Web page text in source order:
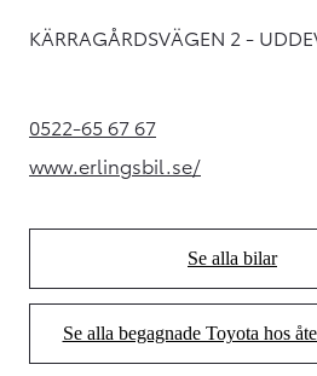
KÄRRAGÅRDSVÄGEN 2 -
0522-65 67 67(Opens in new tab)
www.erlingsbil.se/
(Opens in new tab)
Se alla bilar
(Opens in
Se alla begagnade Toyota hos
(Opens in